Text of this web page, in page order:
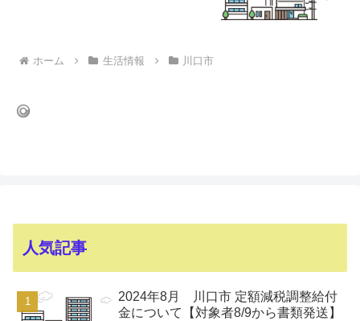
ホーム 生活情報 川口市
人気記事
2024年8月 川口市 定額減税調整給付
金について【対象者8/9から書類発送】